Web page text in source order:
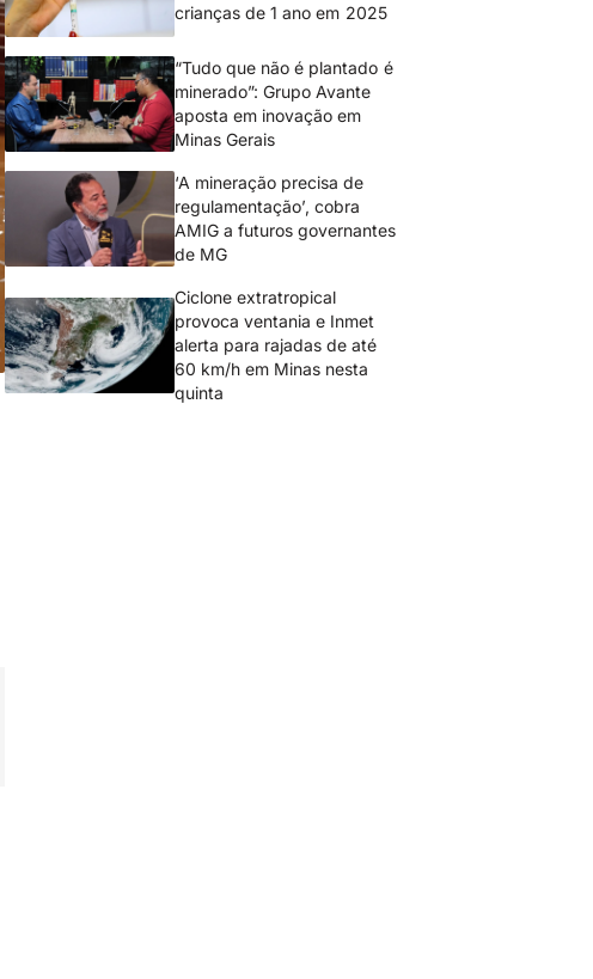
crianças de 1 ano em 2025
“Tudo que não é plantado é
minerado”: Grupo Avante
aposta em inovação em
Minas Gerais
‘A mineração precisa de
regulamentação’, cobra
AMIG a futuros governantes
de MG
Ciclone extratropical
provoca ventania e Inmet
alerta para rajadas de até
60 km/h em Minas nesta
quinta